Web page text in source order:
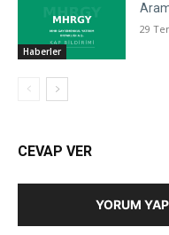
Haberler
29
CEVAP VER
YORUM